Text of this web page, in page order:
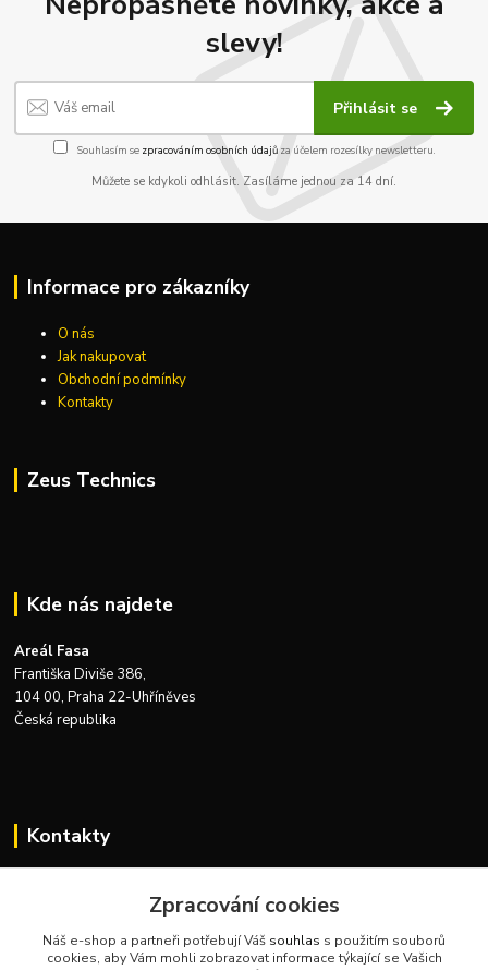
slevy!
Přihlásit se
Souhlasím se zpracováním osobních údajůza účelem rozesílky newsletteru.
Můžete se kdykoli odhlásit. Zasíláme jednou za 14 dní.
Informace pro zákazníky
O nás
Jak nakupovat
Obchodní podmínky
Kontakty
Zeus Technics
Kde nás najdete
Areál Fasa
Františka Diviše 386,
104 00, Praha 22-Uhříněves
Česká republika
Kontakty
+420 732 915 376
info@zeustechnics.cz
Zpracování cookies
Náš e-shop a partneři potřebují Váš souhlas s použitím souborů
cookies, aby Vám mohli zobrazovat informace týkající se Vašich